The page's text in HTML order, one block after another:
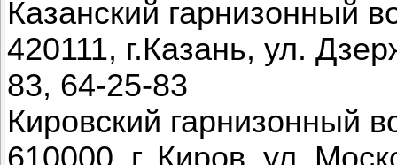
Казанский гарнизонный
420111, г.Казань, ул.
83, 64-25-83
Кировский гарнизонный